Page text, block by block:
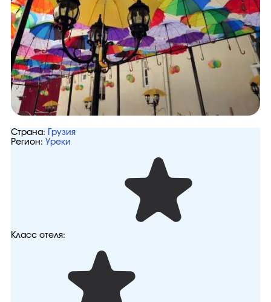
Страна:
Грузия
Регион: Уреки
Класс отеля: